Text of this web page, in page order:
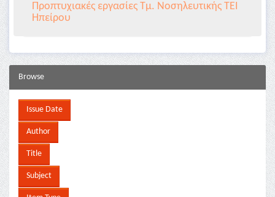
Προπτυχιακές εργασίες Τμ. Νοσηλευτικής ΤΕΙ
Ηπείρου
Browse